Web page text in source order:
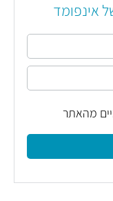
אינפומד
מהאתר